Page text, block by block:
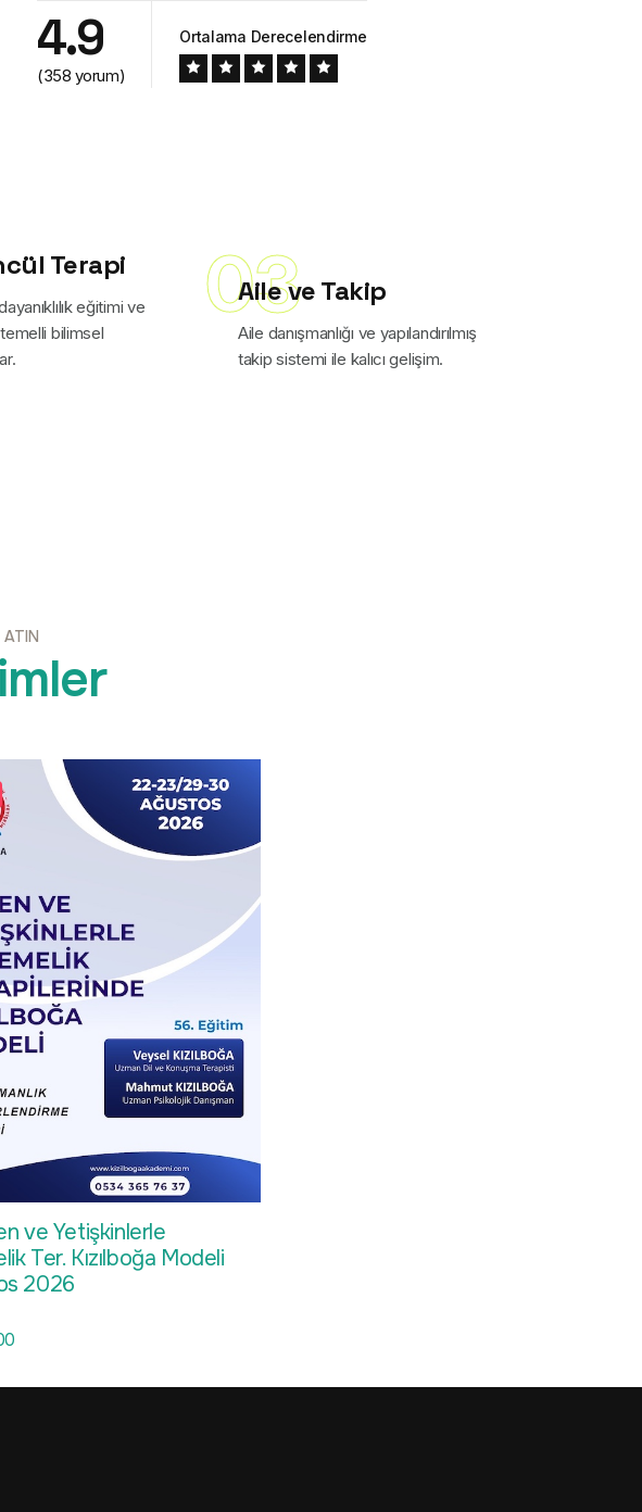
4.9
(358 yorum)
Ortalama Derecelendirme
Terapi
eğitimi ve
bilimsel
03
Aile ve Takip
Aile danışmanlığı ve yapılandırılmış
takip sistemi ile kalıcı gelişim.
ATIN
ve Yetişkinlerle
Ter. Kızılboğa Modeli
2026